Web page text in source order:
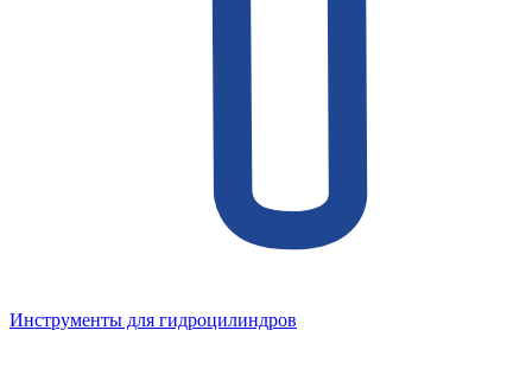
Инструменты для гидроцилиндров